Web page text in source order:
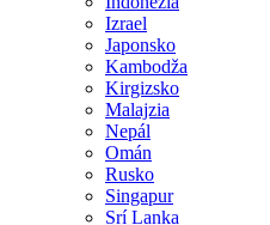
Izrael
Japonsko
Kambodža
Kirgizsko
Malajzia
Nepál
Omán
Rusko
Singapur
Srí Lanka